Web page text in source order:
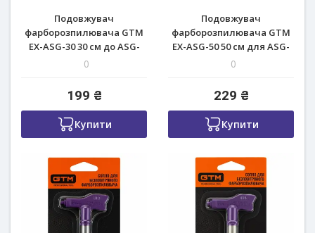
Подовжувач
фарборозпилювача GTM
EX-ASG-30 30 см до ASG-
1500/710
0
199 ₴
Купити
Подовжувач
фарборозпилювача GTM
EX-ASG-50 50 см для ASG-
1500/1010, ASG-2600/1500BL
0
229 ₴
Купити